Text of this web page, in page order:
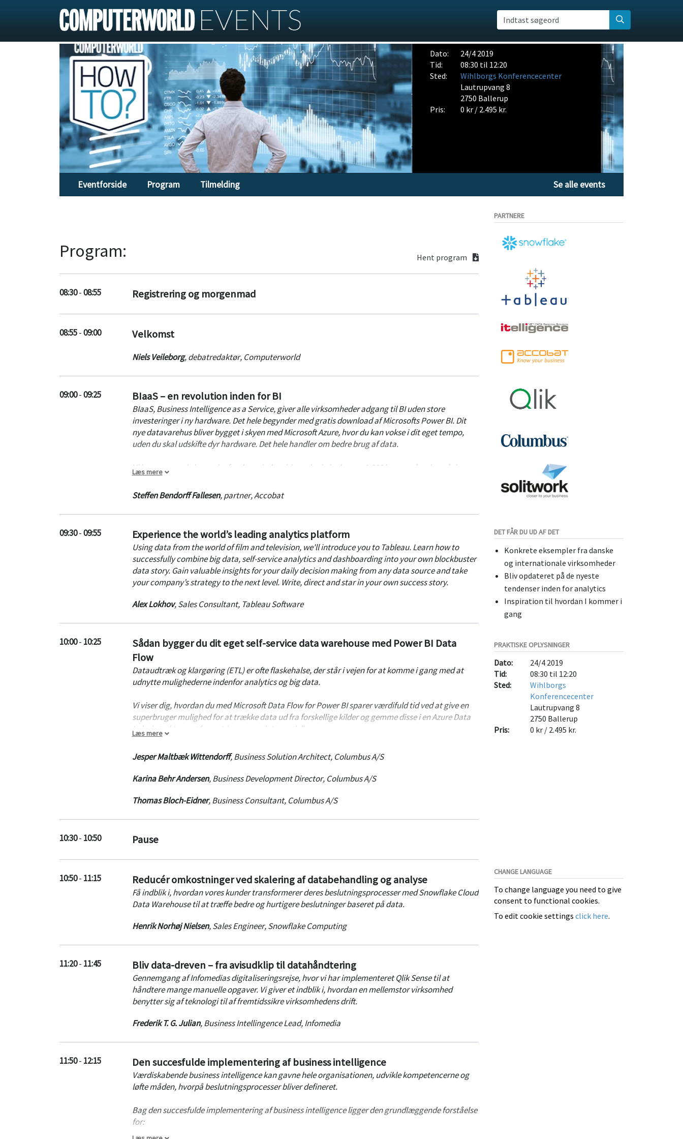
Indtast søgeord
Dato:
24/4 2019
Tid:
08:30 til 12:20
Sted:
Wihlborgs Konferencecenter
Lautrupvang 8
2750 Ballerup
Pris:
0 kr / 2.495 kr.
Eventforside Program Tilmelding Se alle events
Program: Hent program
08:30-08:55 Registrering og morgenmad
08:55-09:00 Velkomst
Niels Veileborg,debatredaktør, Computerworld
09:00-09:25 BIaaS – en revolution inden for BI
BIaaS, Business Intelligence as a Service, giver alle virksomheder adgang til BI uden store
investeringer i ny hardware. Det hele begynder med gratis download af Microsofts Power BI. Dit
nye datavarehus bliver bygget i skyen med Microsoft Azure, hvor du kan vokse i dit eget tempo,
uden du skal udskifte dyr hardware. Det hele handler om bedre brug af data.
Vi kommer med eksempler fra den mindre virksomhed, der bruger 1.000 kr om måneden på dens
BI-løsning, til enterprise-virksomheden med op til 14.000 brugere.
Læs mere
Steffen Bendorff Fallesen,partner,Accobat
09:30-09:55 Experience the world’s leading analytics platform
Using data from the world of film and television, we'll introduce you to Tableau. Learn how to
successfully combine big data, self-service analytics and dashboarding into your own blockbuster
data story. Gain valuable insights for your daily decision making from any data source and take
your company’s strategy to the next level. Write, direct and star in your own success story.
Alex Lokhov,Sales Consultant, Tableau Software
10:00- 10:25
Sådan bygger du dit eget self-service data warehouse med Power BI Data
Flow
Dataudtræk og klargøring (ETL) er ofte flaskehalse, der står i vejen for at komme i gang med at
udnytte mulighederne indenfor analytics og big data.
Vi viser dig, hvordan du med Microsoft Data Flow for Power BI sparer værdifuld tid ved at give en
superbruger mulighed for at trække data ud fra forskellige kilder og gemme disse i en Azure Data
Lake i struktureret format (common data model).
Vejen til avanceret analytics bliver enkel, fordi data i Azure Data Lake kan bruges direkte af
applikationer som eksempelvis machine learning, ligesom der kan udarbejdes rapporter direkte i
Power BI.
Læs mere
Jesper Maltbæk Wittendorff,Business Solution Architect, Columbus A/S
Karina Behr Andersen,Business Development Director, Columbus A/S
Thomas Bloch-Eidner,Business Consultant, Columbus A/S
10:30- 10:50 Pause
10:50- 11:15 Reducér omkostninger ved skalering af databehandling og analyse
Få indblik i, hvordan vores kunder transformerer deres beslutningsprocesser med Snowflake Cloud
Data Warehouse til at træffe bedre og hurtigere beslutninger baseret på data.
Henrik Norhøj Nielsen,Sales Engineer,Snowflake Computing
11:20- 11:45 Bliv data-dreven – fra avisudklip til datahåndtering
Gennemgang af Infomedias digitaliseringsrejse, hvor vi har implementeret Qlik Sense til at
håndtere mange manuelle opgaver. Vi giver et indblik i, hvordan en mellemstor virksomhed
benytter sig af teknologi til af fremtidssikre virksomhedens drift.
Frederik T. G. Julian,Business Intellingence Lead,Infomedia
11:50- 12:15 Den succesfulde implementering af business intelligence
Værdiskabende business intelligence kan gavne hele organisationen, udvikle kompetencerne og
løfte måden, hvorpå beslutningsprocesser bliver defineret.
Bag den succesfulde implementering af business intelligence ligger den grundlæggende forståelse
for:
PARTNERE
DET FÅR DU UD AF DET
Konkrete eksempler fra danske
og internationale virksomheder
Bliv opdateret på de nyeste
tendenser inden for analytics
Inspiration til hvordan I kommer i
gang
PRAKTISKE OPLYSNINGER
Dato:
24/4 2019
Tid:
08:30 til 12:20
Sted:
Wihlborgs
Konferencecenter
Lautrupvang 8
2750 Ballerup
Pris:
0 kr / 2.495 kr.
CHANGE LANGUAGE
To change language you need to give
consent to functional cookies.
To edit cookie settings click here.